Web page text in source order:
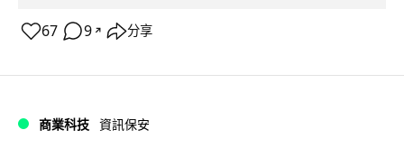
67 9 ↗ 分享
商業科技 資訊保安